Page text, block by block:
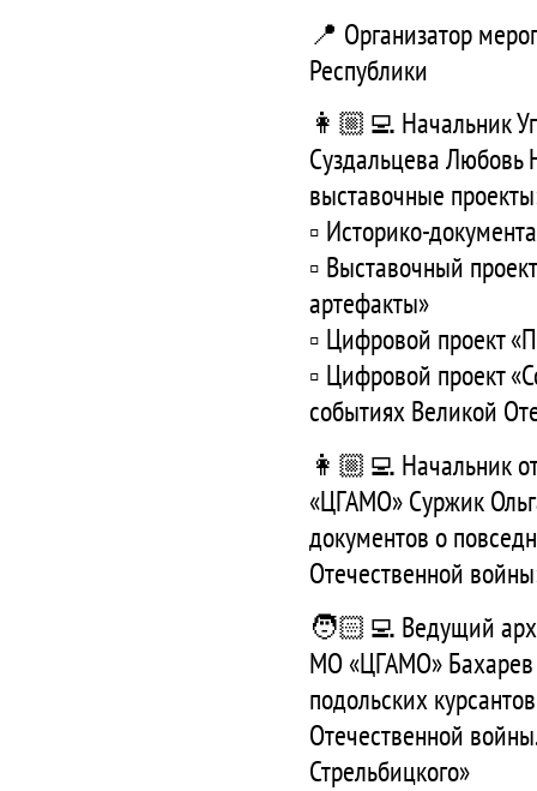
📍 Организатор
Республики
👩🏼‍💻 Начальник
Суздальцева Любовь
выставочные
▫️ Историко-
▫️ Выставочный
артефакты»
▫️ Цифровой проект
▫️ Цифровой проект
событиях Великой
👩🏼‍💻 Начальник
«ЦГАМО» Суржик
документов о
Отечественной
🧑🏻‍💻 Ведущий
МО «ЦГАМО» Бахарев
подольских
Отечественной
Стрельбицкого»